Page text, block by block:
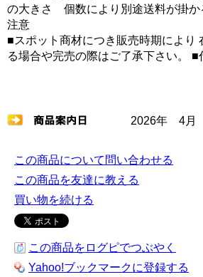
の大きさ 個数により別途送料が掛か
注意
■スポット商材につき販売時期により
る場合や完売の際はご了承下さい。 ■
2026年 4月
この商品について問い合わせる
この商品を友達に教える
買い物を続ける
この商品をログピでつぶやく
Yahoo!ブックマークに登録する